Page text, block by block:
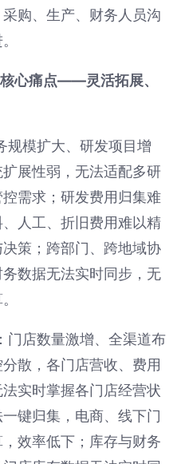
购、生产、财务人员沟
心痛点——灵活拓展、
规模扩大、研发项目增
展性弱，无法适配多研
需求；研发费用归集难
人工、折旧费用难以精
策；跨部门、跨地域协
数据无法实时同步，无
门店数量激增、全渠道布
散，各门店营收、费用
实时掌握各门店经营状
键归集，电商、线下门
效率低下；库存与财务